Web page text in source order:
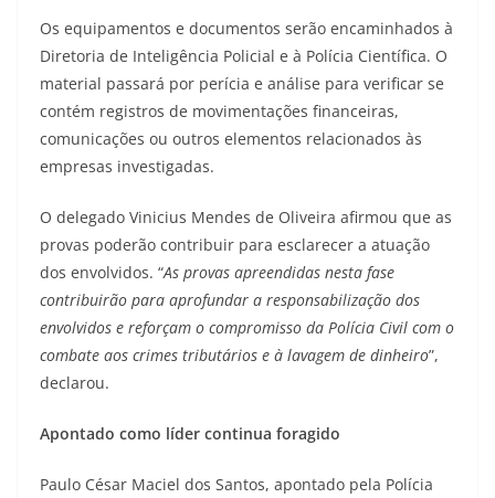
Os equipamentos e documentos serão encaminhados à
Diretoria de Inteligência Policial e à Polícia Científica. O
material passará por perícia e análise para verificar se
contém registros de movimentações financeiras,
comunicações ou outros elementos relacionados às
empresas investigadas.
O delegado Vinicius Mendes de Oliveira afirmou que as
provas poderão contribuir para esclarecer a atuação
dos envolvidos. “As provas apreendidas nesta fase
contribuirão para aprofundar a responsabilização dos
envolvidos e reforçam o compromisso da Polícia Civil com o
combate aos crimes tributários e à lavagem de dinheiro”,
declarou.
Apontado como líder continua foragido
Paulo César Maciel dos Santos, apontado pela Polícia